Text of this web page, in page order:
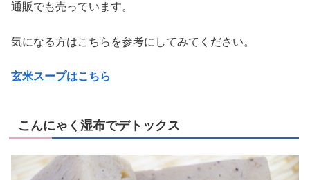
通販でも売っています。
気になる方はこちらを参考にしてみてください。
玄米スープはこちら
こんにゃく湿布でデトックス